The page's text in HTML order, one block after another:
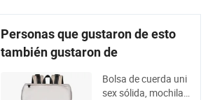
Personas que gustaron de esto
también gustaron de
Bolsa de cuerda uni
sex sólida, mochila